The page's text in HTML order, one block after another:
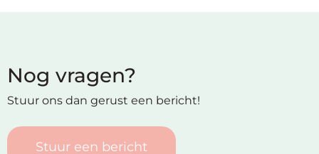
Nog vragen?
Stuur ons dan gerust een bericht!
Stuur een bericht